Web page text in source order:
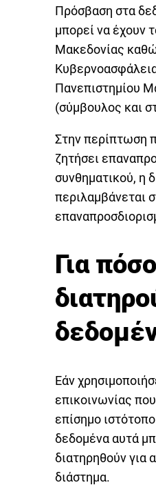
Πρόσβαση στα
μπορεί να έχουν
Μακεδονίας
Πανεπιστημίου
(σύμβουλος και
Στην περίπτωση
ζητήσει
συνθηματικού, η
περιλαμβάνεται
Για
Εάν
επικοινωνίας
επίσημο
δεδομένα αυτά
διατηρηθούν για
διάστημα.